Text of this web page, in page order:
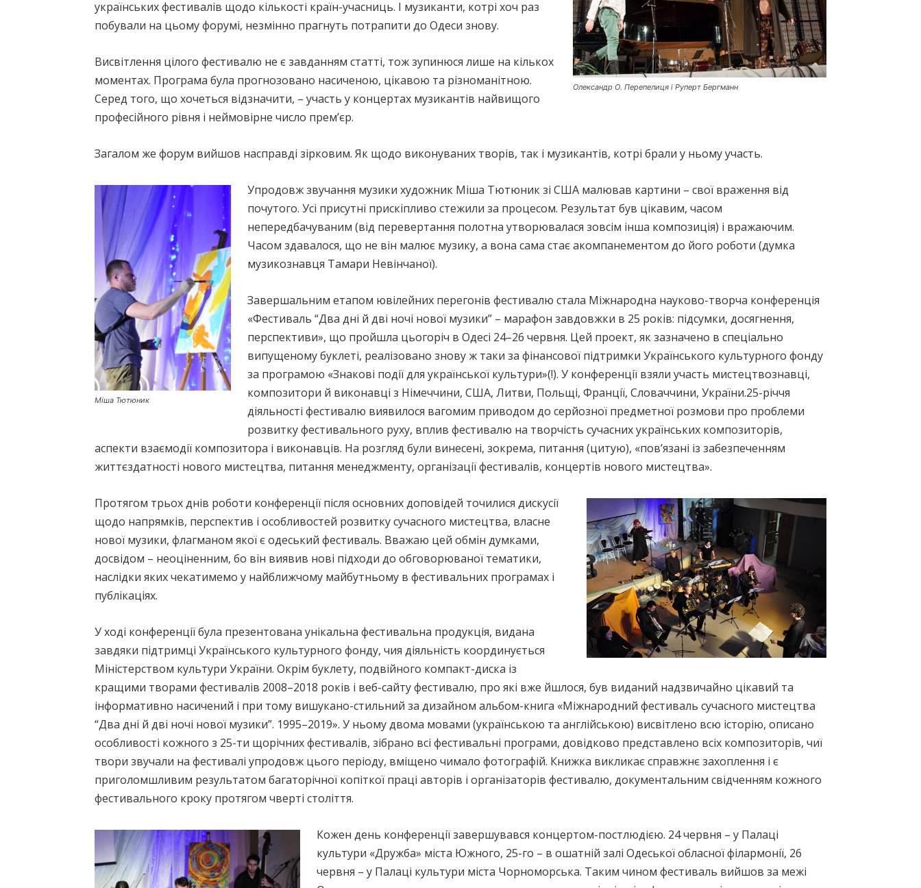
Олександр О. Перепелиця і Руперт Бергманн
українських фестивалів щодо кількості країн-учасниць. І музиканти, котрі хоч раз
побували на цьому форумі, незмінно прагнуть потрапити до Одеси знову.
Висвітлення цілого фестивалю не є завданням статті, тож зупинюся лише на кількох
моментах. Програма була прогнозовано насиченою, цікавою та різноманітною.
Серед того, що хочеться відзначити, – участь у концертах музикантів найвищого
професійного рівня і неймовірне число прем’єр.
Загалом же форум вийшов насправді зірковим. Як щодо виконуваних творів, так і музикантів, котрі брали у ньому участь.
Міша Тютюник
Упродовж звучання музики художник Міша Тютюник зі США малював картини – свої враження від
почутого. Усі присутні прискіпливо стежили за процесом. Результат був цікавим, часом
непередбачуваним (від перевертання полотна утворювалася зовсім інша композиція) і вражаючим.
Часом здавалося, що не він малює музику, а вона сама стає акомпанементом до його роботи (думка
музикознавця Тамари Невінчаної).
Завершальним етапом ювілейних перегонів фестивалю стала Міжнародна науково-творча конференція
«Фестиваль “Два дні й дві ночі нової музики” – марафон завдовжки в 25 років: підсумки, досягнення,
перспективи», що пройшла цьогоріч в Одесі 24–26 червня. Цей проект, як зазначено в спеціально
випущеному буклеті, реалізовано знову ж таки за фінансової підтримки Українського культурного фонду
за програмою «Знакові події для української культури»(!). У конференції взяли участь мистецтвознавці,
композитори й виконавці з Німеччини, США, Литви, Польщі, Франції, Словаччини, України.25-річчя
діяльності фестивалю виявилося вагомим приводом до серйозної предметної розмови про проблеми
розвитку фестивального руху, вплив фестивалю на творчість сучасних українських композиторів,
аспекти взаємодії композитора і виконавців. На розгляд були винесені, зокрема, питання (цитую), «пов’язані із забезпеченням
життєздатності нового мистецтва, питання менеджменту, організації фестивалів, концертів нового мистецтва».
Протягом трьох днів роботи конференції після основних доповідей точилися дискусії
щодо напрямків, перспектив і особливостей розвитку сучасного мистецтва, власне
нової музики, флагманом якої є одеський фестиваль. Вважаю цей обмін думками,
досвідом – неоціненним, бо він виявив нові підходи до обговорюваної тематики,
наслідки яких чекатимемо у найближчому майбутньому в фестивальних програмах і
публікаціях.
У ході конференції була презентована унікальна фестивальна продукція, видана
завдяки підтримці Українського культурного фонду, чия діяльність координується
Міністерством культури України. Окрім буклету, подвійного компакт-диска із
кращими творами фестивалів 2008–2018 років і веб-сайту фестивалю, про які вже йшлося, був виданий надзвичайно цікавий та
інформативно насичений і при тому вишукано-стильний за дизайном альбом-книга «Міжнародний фестиваль сучасного мистецтва
“Два дні й дві ночі нової музики”. 1995–2019». У ньому двома мовами (українською та англійською) висвітлено всю історію, описано
особливості кожного з 25-ти щорічних фестивалів, зібрано всі фестивальні програми, довідково представлено всіх композиторів, чиї
твори звучали на фестивалі упродовж цього періоду, вміщено чимало фотографій. Книжка викликає справжнє захоплення і є
приголомшливим результатом багаторічної копіткої праці авторів і організаторів фестивалю, документальним свідченням кожного
фестивального кроку протягом чверті століття.
Кожен день конференції завершувався концертом-постлюдією. 24 червня – у Палаці
культури «Дружба» міста Южного, 25-го – в ошатній залі Одеської обласної філармонії, 26
червня – у Палаці культури міста Чорноморська. Таким чином фестиваль вийшов за межі